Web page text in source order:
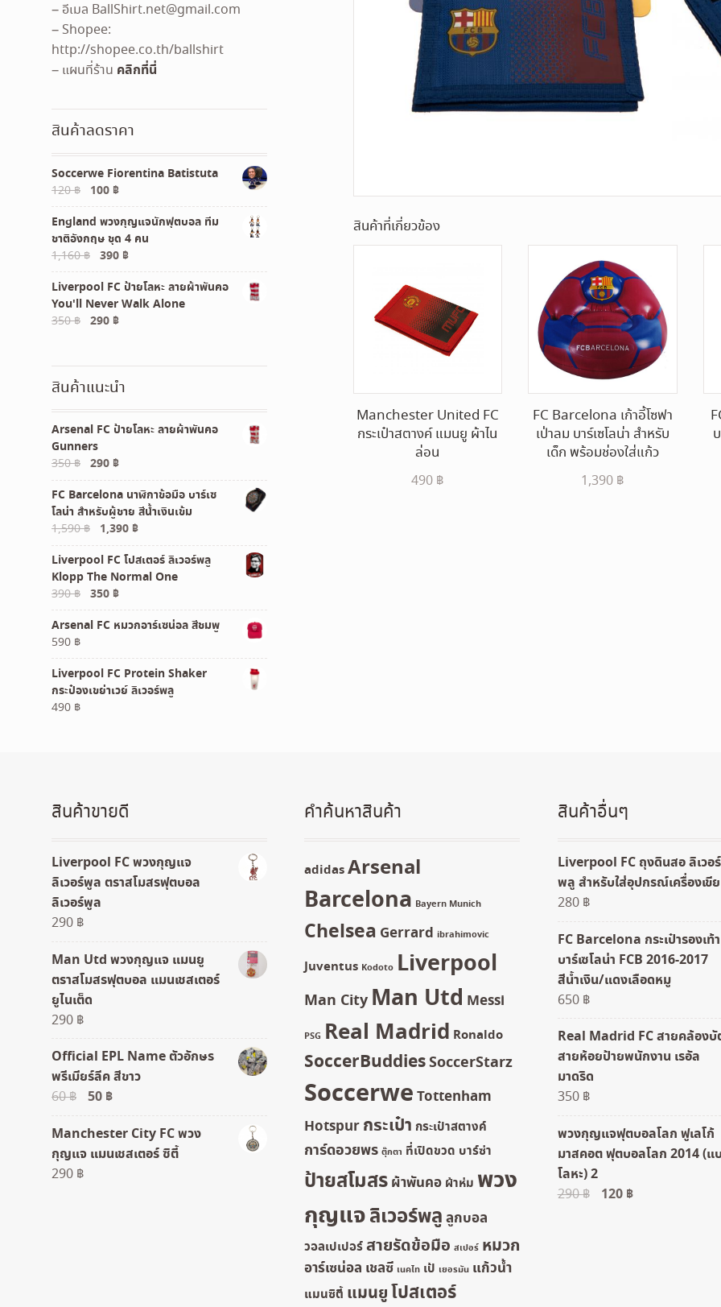
สินค้าที่เกี่ยวข้อง
Manchester United FC
กระเป๋าสตางค์ แมนยู ผ้าไน
ล่อน
490 ฿
FC Barcelona เก้าอี้โซฟา
เป่าลม บาร์เซโลน่า สำหรับ
เด็ก พร้อมช่องใส่แก้ว
1,390 ฿
– อีเมล BallShirt.net@gmail.com
– Shopee:
http://shopee.co.th/ballshirt
– แผนที่ร้าน คลิกที่นี่
สินค้าลดราคา
Soccerwe Fiorentina Batistuta
120฿
Original
price
was:
120 ฿.
100 ฿Current
price
is:
100 ฿.
England พวงกุญแจนักฟุตบอล ทีม
ชาติอังกฤษ ชุด 4 คน
1,160฿ Original
price
was:
1,160 ฿.
390 ฿Current
price
is:
390 ฿.
Liverpool FC ป้ายโลหะ ลายผ้าพันคอ
You'll Never Walk Alone
350฿ Original
350 ฿.
290 ฿Current
290 ฿.
สินค้าแนะนำ
Arsenal FC ป้ายโลหะ ลายผ้าพันคอ
Gunners
350฿ Original
price
was:
350 ฿.
290 ฿Current
price
is:
290 ฿.
FC Barcelona นาฬิกาข้อมือ บาร์เซ
โลน่า สำหรับผู้ชาย สีน้ำเงินเข้ม
1,590฿
Original
price
was:
1,590 ฿.
1,390 ฿Current
price
is:
1,390 ฿.
Liverpool FC โปสเตอร์ ลิเวอร์พลู
Klopp The Normal One
390฿ Original
price
was:
350 ฿Current
price
is:
Arsenal FC หมวกอาร์เซน่อล สีชมพู
590 ฿
Liverpool FC Protein Shaker
กระป๋องเขย่าเวย์ ลิเวอร์พลู
490 ฿
สินค้าขายดี
Liverpool FC พวงกุญแจ
ลิเวอร์พูล ตราสโมสรฟุตบอล
ลิเวอร์พูล
290 ฿
Man Utd พวงกุญแจ แมนยู
ตราสโมสรฟุตบอล แมนเชสเตอร์
ยูไนเต็ด
290 ฿
Official EPL Name ตัวอักษร
พรีเมียร์ลีค สีขาว
60฿
Original
was:
60 ฿.
50 ฿Current
is:
50 ฿.
Manchester City FC พวง
กุญแจ แมนเชสเตอร์ ซิตี้
290 ฿
คำค้นหาสินค้า
adidasArsenal
Barcelona Bayern Munich
Chelsea Gerrard ibrahimovic
Juventus Kodoto Liverpool
Man City Man Utd Messi
PSG Real Madrid Ronaldo
SoccerBuddiesSoccerStarz
Soccerwe Tottenham
Hotspur กระเป๋า กระเป๋าสตางค์
การ์ดอวยพร ตุ๊กตา ที่เปิดขวด บาร์ซ่า
ป้ายสโมสร ผ้าพันคอ ผ้าห่ม พวง
กุญแจลิเวอร์พลู ลูกบอล
วอลเปเปอร์สายรัดข้อมือ สเปอร์ หมวก
อาร์เซน่อล เชลซี เนคไท เป้ เยอรมัน แก้วน้ำ
แมนซิตี้ แมนยูโปสเตอร์
สินค้าอื่นๆ
Liverpool FC ถุงดินสอ ลิเวอร์
พลู สำหรับใส่อุปกรณ์เครื่องเขี
280 ฿
FC Barcelona กระเป๋ารองเท้า
บาร์เซโลน่า FCB 2016-2017
สีน้ำเงิน/แดงเลือดหมู
650 ฿
Real Madrid FC สายคล้องบั
สายห้อยป้ายพนักงาน เรอัล
มาดริด
350 ฿
พวงกุญแจฟุตบอลโลก ฟูเลโก้
มาสคอต ฟุตบอลโลก 2014 (แ
โลหะ) 2
290฿
Original
120 ฿Current